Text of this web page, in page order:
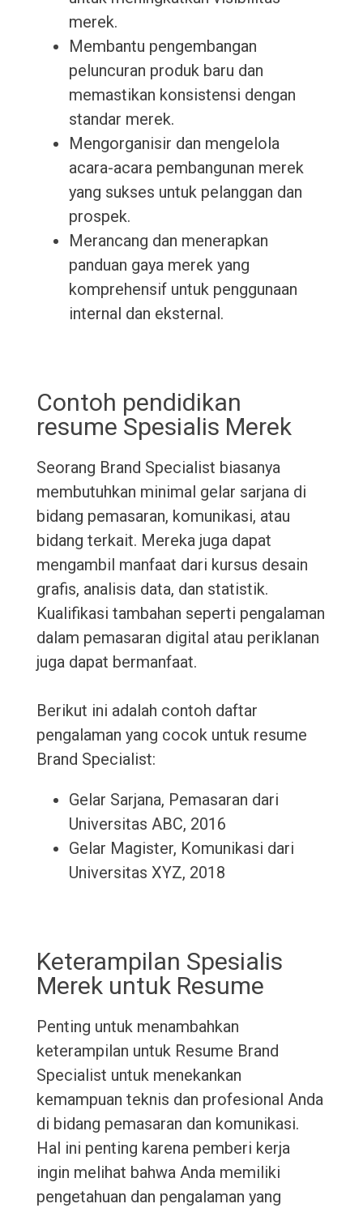
merek.
Membantu pengembangan
peluncuran produk baru dan
memastikan konsistensi dengan
standar merek.
Mengorganisir dan mengelola
acara-acara pembangunan merek
yang sukses untuk pelanggan dan
prospek.
Merancang dan menerapkan
panduan gaya merek yang
komprehensif untuk penggunaan
internal dan eksternal.
Contoh pendidikan
resume Spesialis Merek
Seorang Brand Specialist biasanya
membutuhkan minimal gelar sarjana di
bidang pemasaran, komunikasi, atau
bidang terkait. Mereka juga dapat
mengambil manfaat dari kursus desain
grafis, analisis data, dan statistik.
Kualifikasi tambahan seperti pengalaman
dalam pemasaran digital atau periklanan
juga dapat bermanfaat.
Berikut ini adalah contoh daftar
pengalaman yang cocok untuk resume
Brand Specialist:
Gelar Sarjana, Pemasaran dari
Universitas ABC, 2016
Gelar Magister, Komunikasi dari
Universitas XYZ, 2018
Keterampilan Spesialis
Merek untuk Resume
Penting untuk menambahkan
keterampilan untuk Resume Brand
Specialist untuk menekankan
kemampuan teknis dan profesional Anda
di bidang pemasaran dan komunikasi.
Hal ini penting karena pemberi kerja
ingin melihat bahwa Anda memiliki
pengetahuan dan pengalaman yang